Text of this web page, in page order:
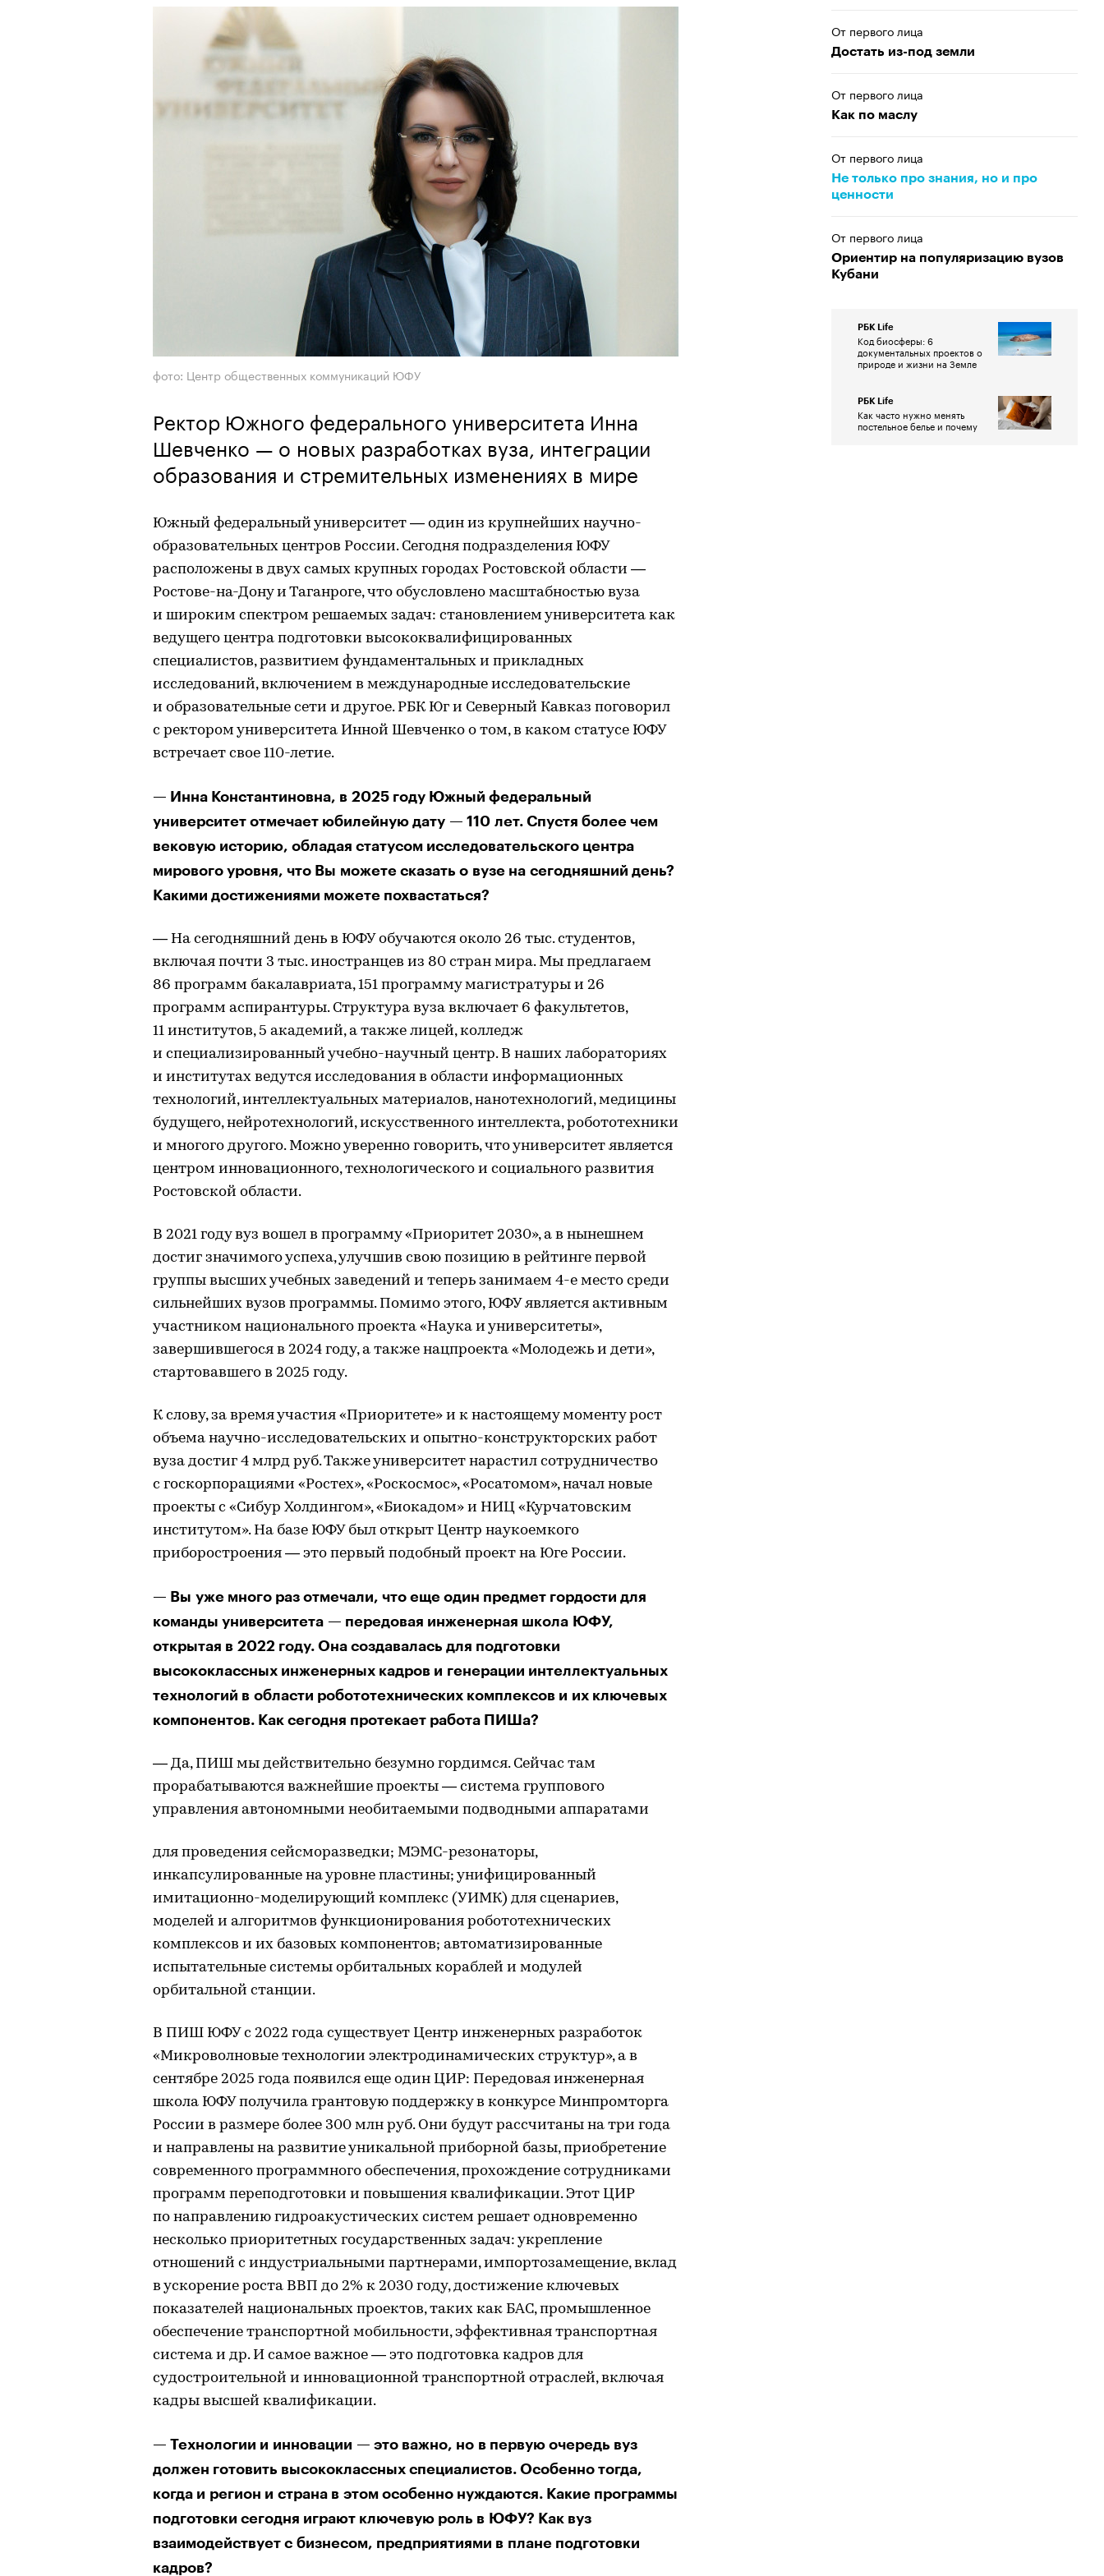
фото: Центр общественных коммуникаций ЮФУ
Ректор Южного федерального университета Инна
Шевченко — о новых разработках вуза, интеграции
образования и стремительных изменениях в мире
Южный федеральный университет — один из крупнейших научно-
образовательных центров России. Сегодня подразделения ЮФУ
расположены в двух самых крупных городах Ростовской области —
Ростове-на-Дону и Таганроге, что обусловлено масштабностью вуза
и широким спектром решаемых задач: становлением университета как
ведущего центра подготовки высококвалифицированных
специалистов, развитием фундаментальных и прикладных
исследований, включением в международные исследовательские
и образовательные сети и другое. РБК Юг и Северный Кавказ поговорил
с ректором университета Инной Шевченко о том, в каком статусе ЮФУ
встречает свое 110-летие.
— Инна Константиновна, в 2025 году Южный федеральный
университет отмечает юбилейную дату — 110 лет. Спустя более чем
вековую историю, обладая статусом исследовательского центра
мирового уровня, что Вы можете сказать о вузе на сегодняшний день?
Какими достижениями можете похвастаться?
— На сегодняшний день в ЮФУ обучаются около 26 тыс. студентов,
включая почти 3 тыс. иностранцев из 80 стран мира. Мы предлагаем
86 программ бакалавриата, 151 программу магистратуры и 26
программ аспирантуры. Структура вуза включает 6 факультетов,
11 институтов, 5 академий, а также лицей, колледж
и специализированный учебно-научный центр. В наших лабораториях
и институтах ведутся исследования в области информационных
технологий, интеллектуальных материалов, нанотехнологий, медицины
будущего, нейротехнологий, искусственного интеллекта, робототехники
и многого другого. Можно уверенно говорить, что университет является
центром инновационного, технологического и социального развития
Ростовской области.
В 2021 году вуз вошел в программу «Приоритет 2030», а в нынешнем
достиг значимого успеха, улучшив свою позицию в рейтинге первой
группы высших учебных заведений и теперь занимаем 4-е место среди
сильнейших вузов программы. Помимо этого, ЮФУ является активным
участником национального проекта «Наука и университеты»,
завершившегося в 2024 году, а также нацпроекта «Молодежь и дети»,
стартовавшего в 2025 году.
К слову, за время участия «Приоритете» и к настоящему моменту рост
объема научно-исследовательских и опытно-конструкторских работ
вуза достиг 4 млрд руб. Также университет нарастил сотрудничество
с госкорпорациями «Ростех», «Роскосмос», «Росатомом», начал новые
проекты с «Сибур Холдингом», «Биокадом» и НИЦ «Курчатовским
институтом». На базе ЮФУ был открыт Центр наукоемкого
приборостроения — это первый подобный проект на Юге России.
— Вы уже много раз отмечали, что еще один предмет гордости для
команды университета — передовая инженерная школа ЮФУ,
открытая в 2022 году. Она создавалась для подготовки
высококлассных инженерных кадров и генерации интеллектуальных
технологий в области робототехнических комплексов и их ключевых
компонентов. Как сегодня протекает работа ПИШа?
— Да, ПИШ мы действительно безумно гордимся. Сейчас там
прорабатываются важнейшие проекты — система группового
управления автономными необитаемыми подводными аппаратами
для проведения сейсморазведки; МЭМС-резонаторы,
инкапсулированные на уровне пластины; унифицированный
имитационно-моделирующий комплекс (УИМК) для сценариев,
моделей и алгоритмов функционирования робототехнических
комплексов и их базовых компонентов; автоматизированные
испытательные системы орбитальных кораблей и модулей
орбитальной станции.
В ПИШ ЮФУ с 2022 года существует Центр инженерных разработок
«Микроволновые технологии электродинамических структур», а в
сентябре 2025 года появился еще один ЦИР: Передовая инженерная
школа ЮФУ получила грантовую поддержку в конкурсе Минпромторга
России в размере более 300 млн руб. Они будут рассчитаны на три года
и направлены на развитие уникальной приборной базы, приобретение
современного программного обеспечения, прохождение сотрудниками
программ переподготовки и повышения квалификации. Этот ЦИР
по направлению гидроакустических систем решает одновременно
несколько приоритетных государственных задач: укрепление
отношений с индустриальными партнерами, импортозамещение, вклад
в ускорение роста ВВП до 2% к 2030 году, достижение ключевых
показателей национальных проектов, таких как БАС, промышленное
обеспечение транспортной мобильности, эффективная транспортная
система и др. И самое важное — это подготовка кадров для
судостроительной и инновационной транспортной отраслей, включая
кадры высшей квалификации.
— Технологии и инновации — это важно, но в первую очередь вуз
должен готовить высококлассных специалистов. Особенно тогда,
когда и регион и страна в этом особенно нуждаются. Какие программы
подготовки сегодня играют ключевую роль в ЮФУ? Как вуз
взаимодействует с бизнесом, предприятиями в плане подготовки
кадров?
От первого лица
Достать из-под земли
От первого лица
Как по маслу
От первого лица
Не только про знания, но и про
ценности
От первого лица
Ориентир на популяризацию вузов
Кубани
РБК Life
Код биосферы: 6
документальных проектов о
природе и жизни на Земле
РБК Life
Как часто нужно менять
постельное белье и почему